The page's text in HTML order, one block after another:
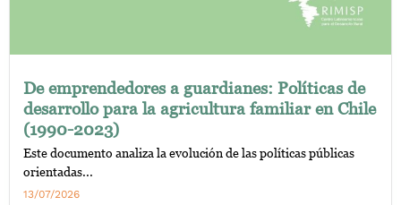
De emprendedores a guardianes: Políticas de
desarrollo para la agricultura familiar en Chile
(1990-2023)
Este documento analiza la evolución de las políticas públicas
orientadas...
13/07/2026